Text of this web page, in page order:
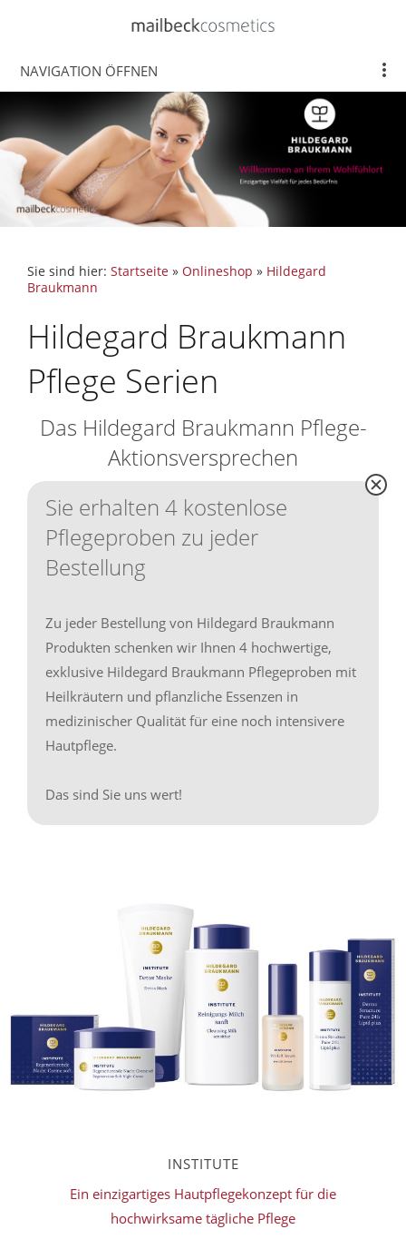
NAVIGATION ÖFFNEN
Sie sind hier: Startseite » Onlineshop » Hildegard
Braukmann
Hildegard Braukmann
Pflege Serien
Das Hildegard Braukmann Pflege-
Aktionsversprechen
Sie erhalten 4 kostenlose
Pflegeproben zu jeder
Bestellung
Zu jeder Bestellung von Hildegard Braukmann
Produkten schenken wir Ihnen 4 hochwertige,
exklusive Hildegard Braukmann Pflegeproben mit
Heilkräutern und pflanzliche Essenzen in
medizinischer Qualität für eine noch intensivere
Hautpflege.
Das sind Sie uns wert!
INSTITUTE
Ein einzigartiges Hautpflegekonzept für die
hochwirksame tägliche Pflege